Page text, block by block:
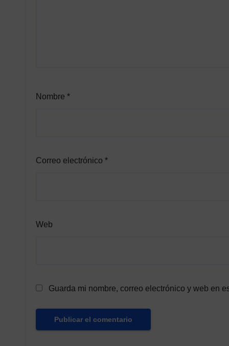
Nombre *
Correo electrónico *
Web
Guarda mi nombre, correo electrónico y web en